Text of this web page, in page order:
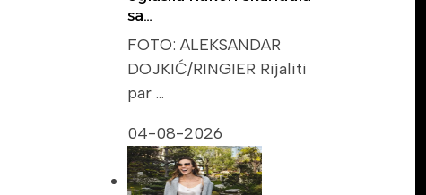
sa…
FOTO: ALEKSANDAR
DOJKIĆ/RINGIER Rijaliti
par …
04-08-2026